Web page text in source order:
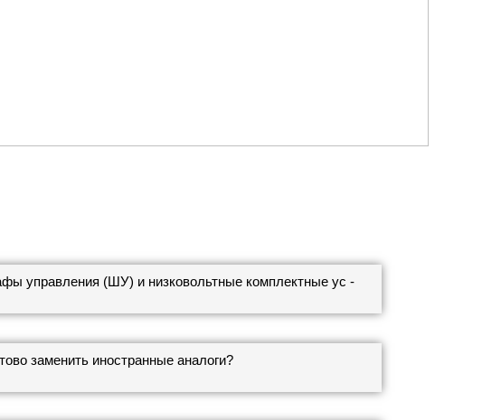
управления (ШУ) и низковольтные комплектные ус -
заменить иностранные аналоги?